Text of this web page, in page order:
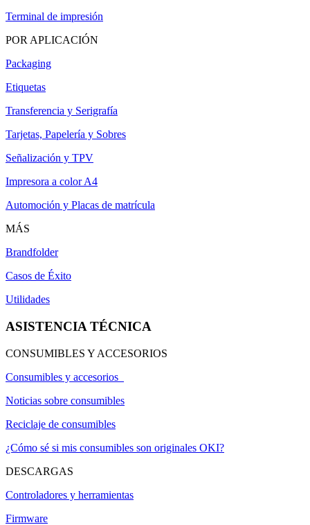
Terminal de impresión
POR APLICACIÓN
Packaging
Etiquetas
Transferencia y Serigrafía
Tarjetas, Papelería y Sobres
Señalización y TPV
Impresora a color A4
Automoción y Placas de matrícula
MÁS
Brandfolder
Casos de Éxito
Utilidades
ASISTENCIA TÉCNICA
CONSUMIBLES Y ACCESORIOS
Consumibles y accesorios
Noticias sobre consumibles
Reciclaje de consumibles
¿Cómo sé si mis consumibles son originales OKI?
DESCARGAS
Controladores y herramientas
Firmware